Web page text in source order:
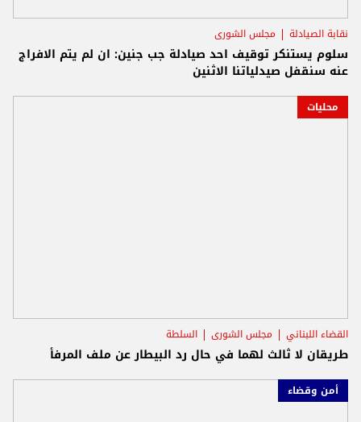
نقابة الصيادلة مجلس الشورى
سلوم يستنكر توقيف احد صيادلة جب جنين: ان لم يتم الافراج
عنه سنقفل صيدلياتنا الاثنين
محليات
القضاء اللبناني مجلس الشورى السلطة
طريقان لا ثالث لهما في حال رد البيطار عن ملف المرفأ
أمن وقضاء